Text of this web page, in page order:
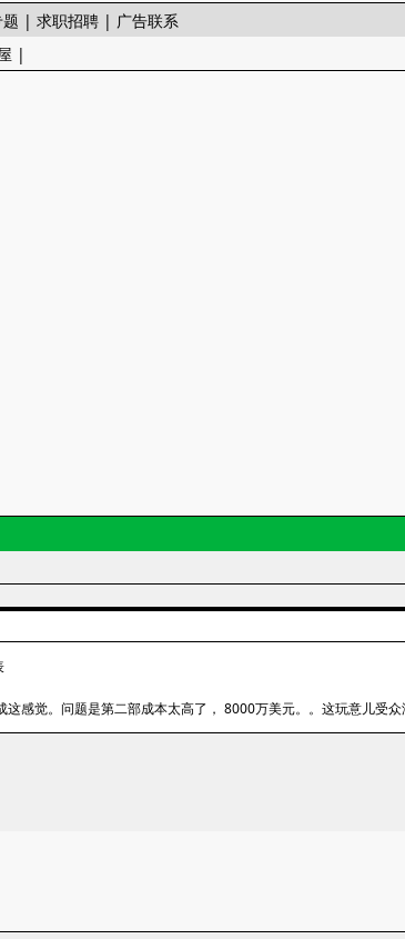
|求职招聘 | 广告联系
|
感觉。问题是第二部成本太高了， 8000万美元。。这玩意儿受